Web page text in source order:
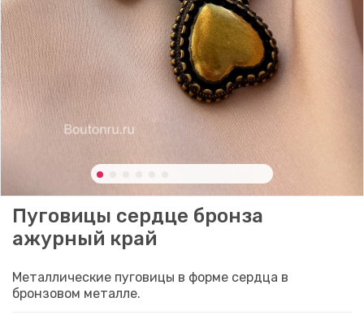
Пуговицы сердце бронза
ажурный край
Металлические пуговицы в форме сердца в
бронзовом металле.